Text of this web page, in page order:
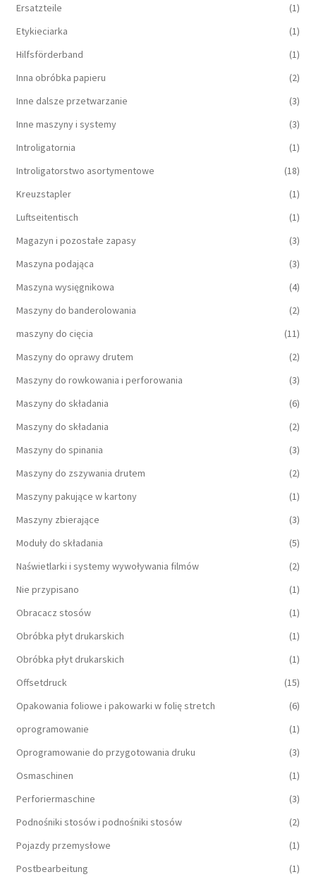
Ersatzteile
(1)
Etykieciarka
(1)
Hilfsförderband
(1)
Inna obróbka papieru
(2)
Inne dalsze przetwarzanie
(3)
Inne maszyny i systemy
(3)
Introligatornia
(1)
Introligatorstwo asortymentowe
(18)
Kreuzstapler
(1)
Luftseitentisch
(1)
Magazyn i pozostałe zapasy
(3)
Maszyna podająca
(3)
Maszyna wysięgnikowa
(4)
Maszyny do banderolowania
(2)
maszyny do cięcia
(11)
Maszyny do oprawy drutem
(2)
Maszyny do rowkowania i perforowania
(3)
Maszyny do składania
(6)
Maszyny do składania
(2)
Maszyny do spinania
(3)
Maszyny do zszywania drutem
(2)
Maszyny pakujące w kartony
(1)
Maszyny zbierające
(3)
Moduły do składania
(5)
Naświetlarki i systemy wywoływania filmów
(2)
Nie przypisano
(1)
Obracacz stosów
(1)
Obróbka płyt drukarskich
(1)
Obróbka płyt drukarskich
(1)
Offsetdruck
(15)
Opakowania foliowe i pakowarki w folię stretch
(6)
oprogramowanie
(1)
Oprogramowanie do przygotowania druku
(3)
Osmaschinen
(1)
Perforiermaschine
(3)
Podnośniki stosów i podnośniki stosów
(2)
Pojazdy przemysłowe
(1)
Postbearbeitung
(1)